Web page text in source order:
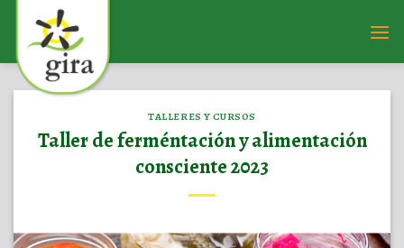
contenido
TALLERES Y CURSOS
Taller de ferméntación y alimentación
consciente 2023